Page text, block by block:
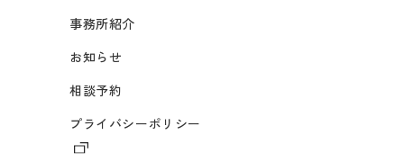
事務所紹介
お知らせ
相談予約
プライバシーポリシー